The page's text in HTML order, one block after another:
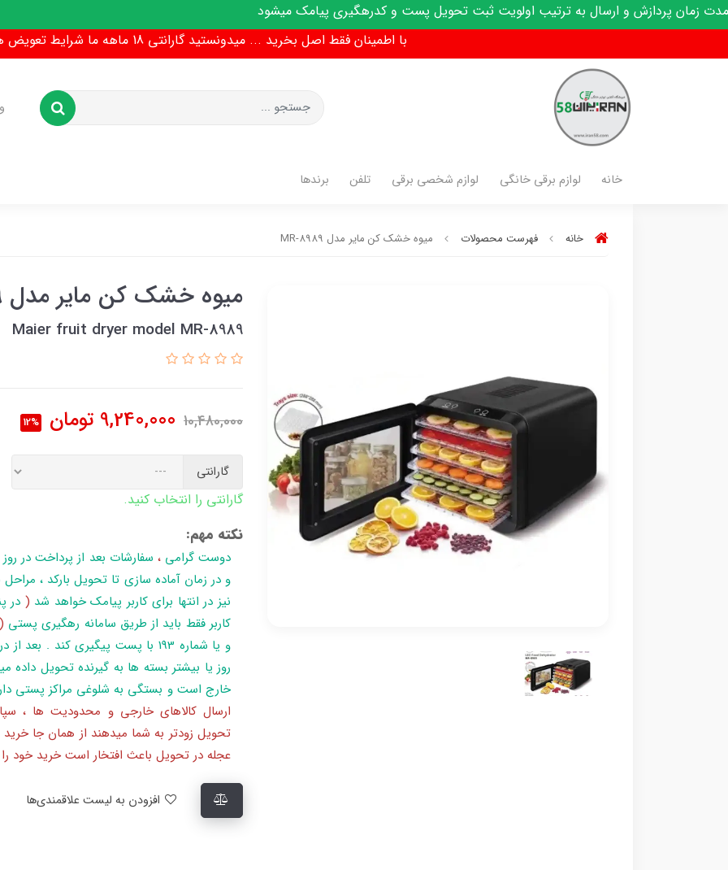
و ارسال به ترتیب اولویت ثبت تحویل پست و کدرهگیری پیامک میشود
با اطمینان فقط اصل بخرید ... میدونستید گارانتی 18 ماهه ما شرایط تعویض هم داره !
خانه لوازم برقی خانگی لوازم شخصی برقی تلفن برندها
خانه فهرست محصولات میوه خشک کن مایر مدل MR-8989
میوه خشک کن مایر مدل MR-8989
Maier fruit dryer model MR-8989
10,480,000
9,240,000 تومان 12%
گارانتی
گارانتی را انتخاب کنید.
نکته مهم:
دوست گرامی، سفارشات بعد از پرداخت در
نیز در انتها برای کاربر پیامک خواهد شد ( در
کاربر فقط باید از طریق سامانه رهگیری پستی (
روز یا بیشتر بسته ها به گیرنده تحویل داده
خارج است و بستگی به شلوغی مراکز پستی
ارسال کالاهای خارجی و محدودیت ها ،
تحویل زودتر به شما میدهند از همان جا
عجله در تحویل باعث افتخار است خرید خود را